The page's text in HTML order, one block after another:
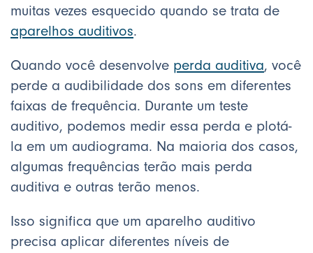
muitas vezes esquecido quando se trata de
aparelhos auditivos.
Quando você desenvolve perda auditiva, você
perde a audibilidade dos sons em diferentes
faixas de frequência. Durante um teste
auditivo, podemos medir essa perda e plotá-
la em um audiograma. Na maioria dos casos,
algumas frequências terão mais perda
auditiva e outras terão menos.
Isso significa que um aparelho auditivo
precisa aplicar diferentes níveis de